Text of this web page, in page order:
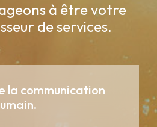
à être votre
de services.
la communication